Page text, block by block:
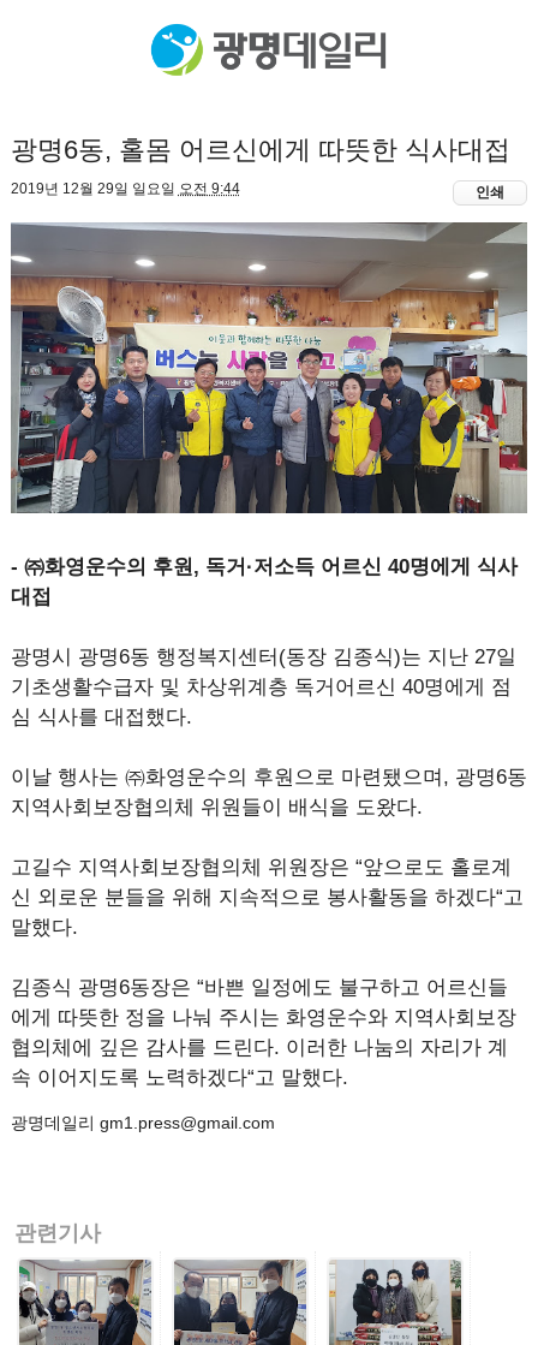
광명6동, 홀몸 어르신에게 따뜻한 식사대접
2019년 12월 29일 일요일 오전 9:44 인쇄
- ㈜화영운수의 후원, 독거·저소득 어르신 40명에게 식사
대접
광명시 광명6동 행정복지센터(동장 김종식)는 지난 27일
기초생활수급자 및 차상위계층 독거어르신 40명에게 점
심 식사를 대접했다.
이날 행사는 ㈜화영운수의 후원으로 마련됐으며, 광명6동
지역사회보장협의체 위원들이 배식을 도왔다.
고길수 지역사회보장협의체 위원장은 “앞으로도 홀로계
신 외로운 분들을 위해 지속적으로 봉사활동을 하겠다“고
말했다.
김종식 광명6동장은 “바쁜 일정에도 불구하고 어르신들
에게 따뜻한 정을 나눠 주시는 화영운수와 지역사회보장
협의체에 깊은 감사를 드린다. 이러한 나눔의 자리가 계
속 이어지도록 노력하겠다“고 말했다.
광명데일리 gm1.press@gmail.com
관련기사